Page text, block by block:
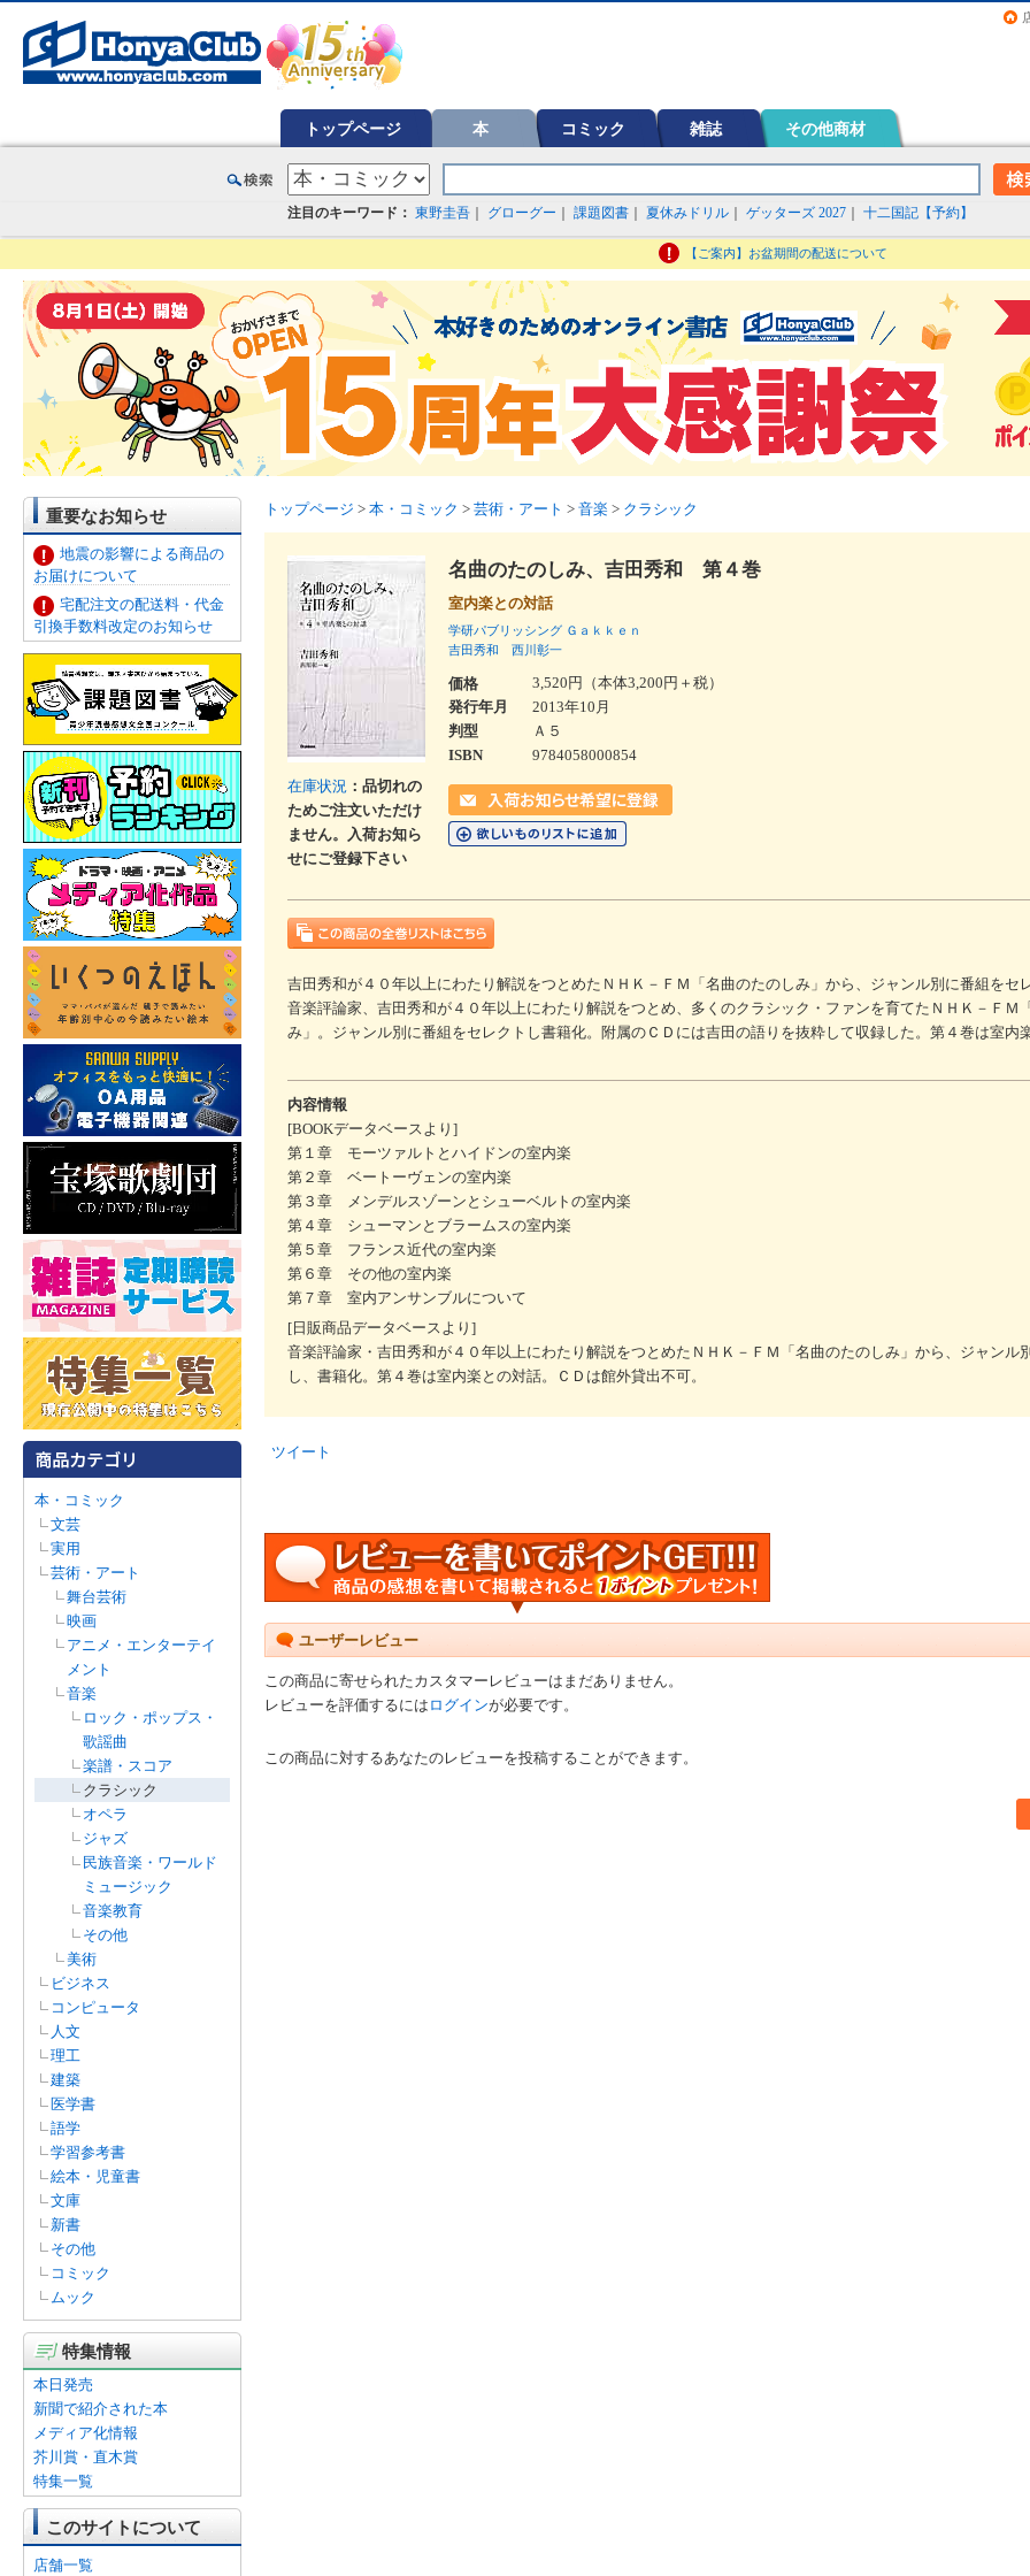
トップページ 本 コミック 雑誌 その他商材
注目のキーワード： 東野圭吾 グローグー 課題図書 夏休みドリル ゲッターズ 2027 十二国記【予約】
【ご案内】お盆期間の配送について
重要なお知らせ
地震の影響による商品の
お届けについて
宅配注文の配送料・代金
引換手数料改定のお知らせ
本・コミック
文芸
実用
芸術・アート
舞台芸術
映画
アニメ・エンターテイ
メント
音楽
ロック・ポップス・
歌謡曲
楽譜・スコア
クラシック
オペラ
ジャズ
民族音楽・ワールド
ミュージック
音楽教育
その他
美術
ビジネス
コンピュータ
人文
理工
建築
医学書
語学
学習参考書
絵本・児童書
文庫
新書
その他
コミック
ムック
特集情報
本日発売
新聞で紹介された本
メディア化情報
芥川賞・直木賞
特集一覧
このサイトについて
店舗一覧
トップページ > 本・コミック > 芸術・アート > 音楽 > クラシック
在庫状況 ：品切れの
ためご注文いただけ
ません。入荷お知ら
せにご登録下さい
名曲のたのしみ、吉田秀和 第４巻
室内楽との対話
学研パブリッシング Ｇａｋｋｅｎ
吉田秀和
西川彰一
価格
3,520円（本体3,200円＋税）
発行年月
2013年10月
判型
Ａ５
ISBN
9784058000854
吉田秀和が４０年以上にわたり解説をつとめたＮＨＫ－ＦＭ「名曲のたのしみ」から、ジャンル別に番組をセ
音楽評論家、吉田秀和が４０年以上にわたり解説をつとめ、多くのクラシック・ファンを育てたＮＨＫ－ＦＭ
み」。ジャンル別に番組をセレクトし書籍化。附属のＣＤには吉田の語りを抜粋して収録した。第４巻は室内楽
内容情報
[BOOKデータベースより]
第１章 モーツァルトとハイドンの室内楽
第２章 ベートーヴェンの室内楽
第３章 メンデルスゾーンとシューベルトの室内楽
第４章 シューマンとブラームスの室内楽
第５章 フランス近代の室内楽
第６章 その他の室内楽
第７章 室内アンサンブルについて
[日販商品データベースより]
音楽評論家・吉田秀和が４０年以上にわたり解説をつとめたＮＨＫ－ＦＭ「名曲のたのしみ」から、ジャンル
し、書籍化。第４巻は室内楽との対話。ＣＤは館外貸出不可。
ツイート
ユーザーレビュー
この商品に寄せられたカスタマーレビューはまだありません。
レビューを評価するには ログインが必要です。
この商品に対するあなたのレビューを投稿することができます。